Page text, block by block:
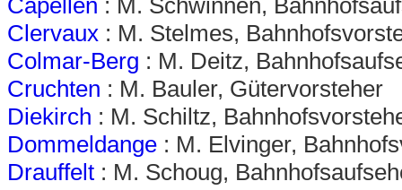
Clervaux : M. Stelmes,
Colmar-Berg : M. Deitz,
Cruchten : M. Bauler, Gütervorsteher
Diekirch : M. Schiltz,
Dommeldange : M. Elvinger,
Drauffelt : M. Schoug,